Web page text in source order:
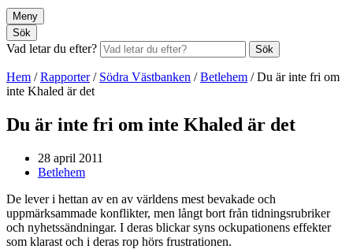
Meny
Sök
Vad letar du efter? Sök
Hem /Rapporter/ Södra Västbanken /Betlehem /Du är inte fri om
inte Khaled är det
Du är inte fri om inte Khaled är det
28 april 2011
Betlehem
De lever i hettan av en av världens mest bevakade och
uppmärksammade konflikter, men långt bort från tidningsrubriker
och nyhetssändningar. I deras blickar syns ockupationens effekter
som klarast och i deras rop hörs frustrationen.